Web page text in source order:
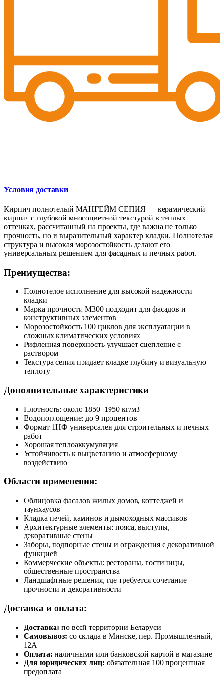
Условия доставки
Кирпич полнотелый МАНГЕЙМ СЕПИЯ — керамический
кирпич с глубокой многоцветной текстурой в теплых
оттенках, рассчитанный на проекты, где важна не только
прочность, но и выразительный характер кладки. Полнотелая
структура и высокая морозостойкость делают его
универсальным решением для фасадных и печных работ.
Преимущества:
Полнотелое исполнение для высокой надежности
кладки
Марка прочности М300 подходит для фасадов и
конструктивных элементов
Морозостойкость 100 циклов для эксплуатации в
сложных климатических условиях
Рифленная поверхность улучшает сцепление с
раствором
Текстура сепия придает кладке глубину и визуальную
теплоту
Дополнительные характеристики
Плотность: около 1850–1950 кг/м3
Водопоглощение: до 9 процентов
Формат 1НФ универсален для строительных и печных
работ
Хорошая теплоаккумуляция
Устойчивость к выцветанию и атмосферному
воздействию
Области применения:
Облицовка фасадов жилых домов, коттеджей и
таунхаусов
Кладка печей, каминов и дымоходных массивов
Архитектурные элементы: пояса, выступы,
декоративные стены
Заборы, подпорные стены и ограждения с декоративной
функцией
Коммерческие объекты: рестораны, гостиницы,
общественные пространства
Ландшафтные решения, где требуется сочетание
прочности и декоративности
Доставка и оплата:
Доставка: по всей территории Беларуси
Самовывоз: со склада в Минске, пер. Промышленный,
12А
Оплата: наличными или банковской картой в магазине
Для юридических лиц: обязательная 100 процентная
предоплата